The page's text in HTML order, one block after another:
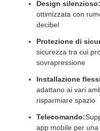
Design silenzioso:
ottimizzata con
decibel
Protezione di
sicurezza tra cui
sovrapressione
Installazione
adattano ai vari
risparmiare spazio
Telecomando:
app mobile per